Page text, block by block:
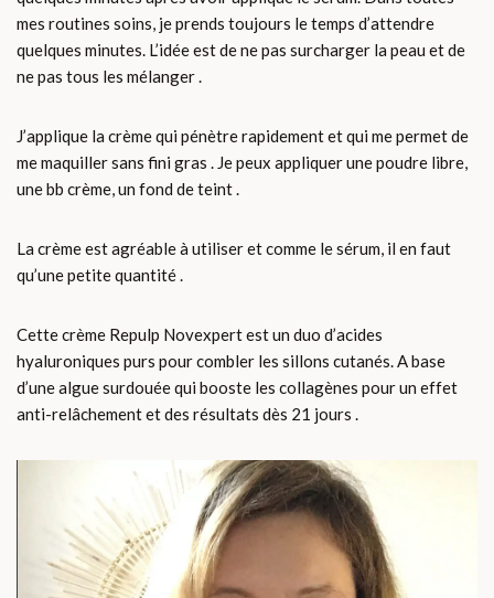
mes routines soins, je prends toujours le temps d’attendre
quelques minutes. L’idée est de ne pas surcharger la peau et de
ne pas tous les mélanger .
J’applique la crème qui pénètre rapidement et qui me permet de
me maquiller sans fini gras . Je peux appliquer une poudre libre,
une bb crème, un fond de teint .
La crème est agréable à utiliser et comme le sérum, il en faut
qu’une petite quantité .
Cette crème Repulp Novexpert est un duo d’acides
hyaluroniques purs pour combler les sillons cutanés. A base
d’une algue surdouée qui booste les collagènes pour un effet
anti-relâchement et des résultats dès 21 jours .